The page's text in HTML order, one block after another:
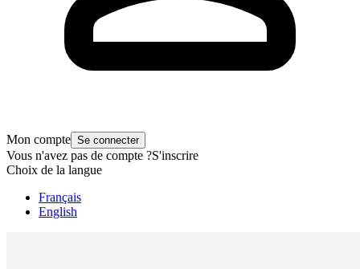
Mon compte Se connecter
Vous n'avez pas de compte ?S'inscrire
Choix de la langue
Français
English